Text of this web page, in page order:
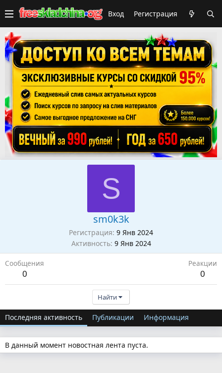
Вход Регистрация
S
sm0k3k
Регистрация 9 Янв 2024
Активность 9 Янв 2024
Сообщения
0
Реакции
0
Найти
Последняя активность Публикации Информация
В данный момент новостная лента пуста.